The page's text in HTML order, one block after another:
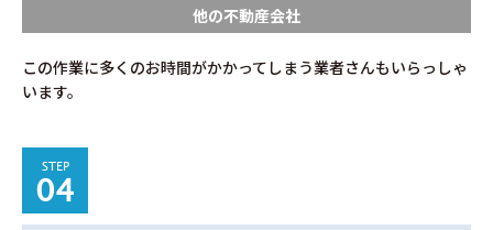
他の不動産会社
この作業に多くのお時間がかかってしまう業者さんもいらっしゃ
います。
STEP
04